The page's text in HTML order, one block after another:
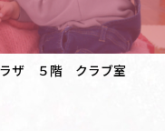
ラザ ５階 クラブ室